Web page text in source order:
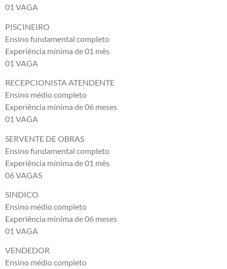
01 VAGA
PISCINEIRO
Ensino fundamental completo
Experiência mínima de 01 mês
01 VAGA
RECEPCIONISTA ATENDENTE
Ensino médio completo
Experiência mínima de 06 meses
01 VAGA
SERVENTE DE OBRAS
Ensino fundamental completo
Experiência mínima de 01 mês
06 VAGAS
SINDICO
Ensino médio completo
Experiência mínima de 06 meses
01 VAGA
VENDEDOR
Ensino médio completo